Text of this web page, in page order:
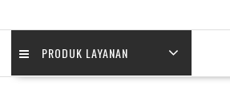
PRODUK LAYANAN